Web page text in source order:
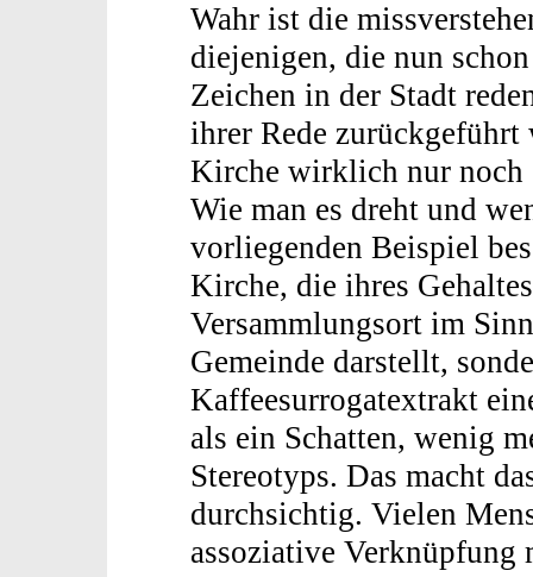
Wahr ist die
diejenigen, die nun
Zeichen in der Stadt
ihrer Rede zurückgeführt
Kirche wirklich nur noch
Wie man es dreht und
vorliegenden Beispiel
Kirche, die ihres
Versammlungsort im
Gemeinde darstellt,
Kaffeesurrogatextrakt
als ein Schatten, wenig
Stereotyps. Das macht
durchsichtig. Vielen
assoziative Verknüpfung